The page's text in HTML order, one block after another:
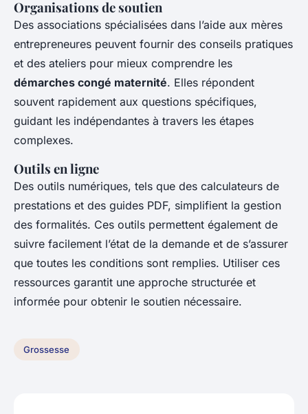
Organisations de soutien
Des associations spécialisées dans l’aide aux mères
entrepreneures peuvent fournir des conseils pratiques
et des ateliers pour mieux comprendre les
démarches congé maternité. Elles répondent
souvent rapidement aux questions spécifiques,
guidant les indépendantes à travers les étapes
complexes.
Outils en ligne
Des outils numériques, tels que des calculateurs de
prestations et des guides PDF, simplifient la gestion
des formalités. Ces outils permettent également de
suivre facilement l’état de la demande et de s’assurer
que toutes les conditions sont remplies. Utiliser ces
ressources garantit une approche structurée et
informée pour obtenir le soutien nécessaire.
Grossesse